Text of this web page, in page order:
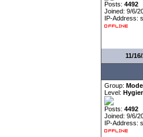
Posts: 4492
Joined: 9/6/
IP-Address:
11/
Group:
Level:
Posts: 4492
Joined: 9/6/
IP-Address: